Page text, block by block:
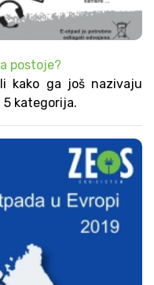
postoje?
kako ga još nazivaju
kategorija.